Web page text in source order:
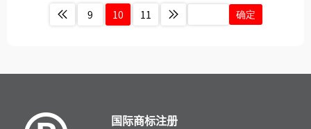
标注册证书有效期等资料整理出
有效期等资料整理出来。
9 10 11 确定
国际商标注册